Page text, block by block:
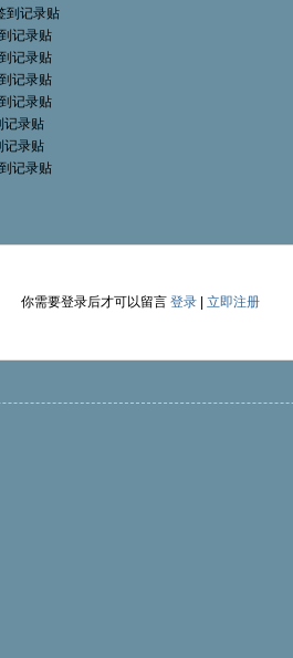
到记录贴
记录贴
记录贴
记录贴
记录贴
记录贴
记录贴
记录贴
你需要登录后才可以留言 登录 立即注册